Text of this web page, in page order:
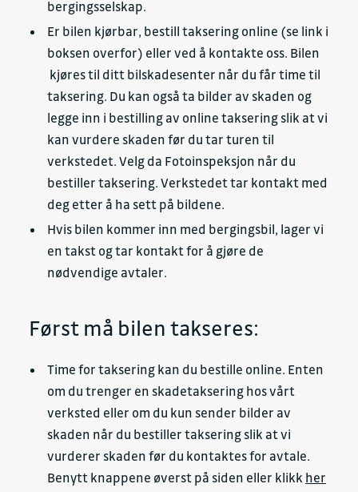
bergingsselskap.
Er bilen kjørbar, bestill taksering online (se link i
boksen overfor) eller ved å kontakte oss. Bilen
kjøres til ditt bilskadesenter når du får time til
taksering. Du kan også ta bilder av skaden og
legge inn i bestilling av online taksering slik at vi
kan vurdere skaden før du tar turen til
verkstedet. Velg da Fotoinspeksjon når du
bestiller taksering. Verkstedet tar kontakt med
deg etter å ha sett på bildene.
Hvis bilen kommer inn med bergingsbil, lager vi
en takst og tar kontakt for å gjøre de
nødvendige avtaler.
Først må bilen takseres:
Time for taksering kan du bestille online. Enten
om du trenger en skadetaksering hos vårt
verksted eller om du kun sender bilder av
skaden når du bestiller taksering slik at vi
vurderer skaden før du kontaktes for avtale.
Benytt knappene øverst på siden eller klikk her